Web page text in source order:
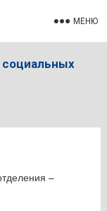
социальных
МЕНЮ
–